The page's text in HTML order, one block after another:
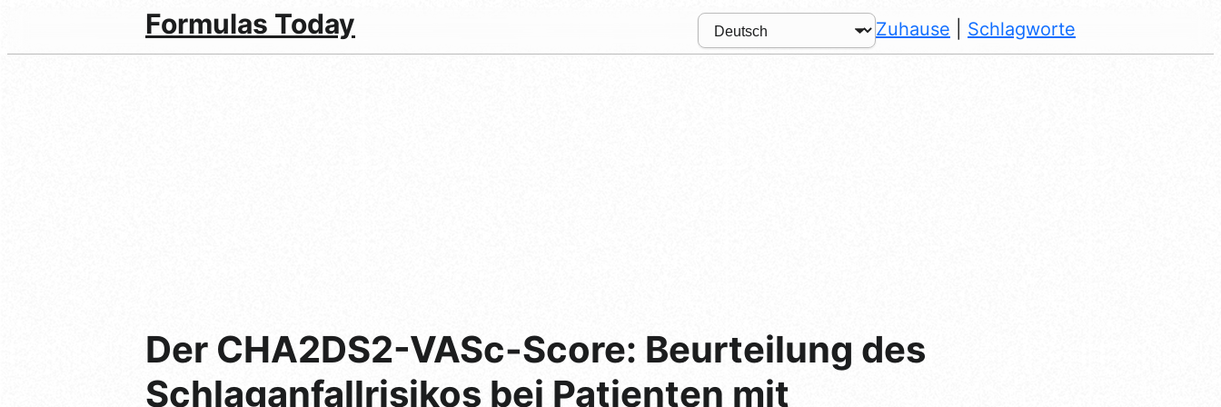
Formulas Today Zuhause Schlagworte
Der CHA2DS2-VASc-Score: Beurteilung des
Schlaganfallrisikos bei Patienten mit